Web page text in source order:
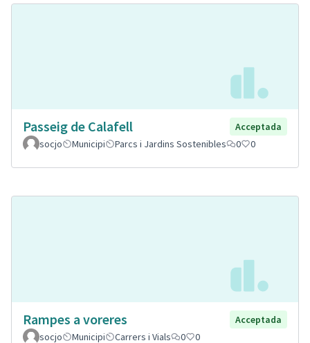
Passeig de Calafell
Acceptada
socjo
Municipi Parcs i Jardins Sostenibles 0 0
Rampes a voreres
Acceptada
socjo
Municipi Carrers i Vials 0 0